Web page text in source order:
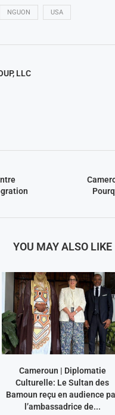
NGUON USA
LLC
YOU MAY ALSO LIKE
Cameroun | Diplomatie
Culturelle: Le Sultan des
Bamoun reçu en audience
l’ambassadrice de...